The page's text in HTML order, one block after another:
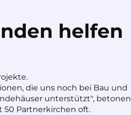
helfen
die uns noch bei Bau und
unterstützt", betonen
Partnerkirchen oft.